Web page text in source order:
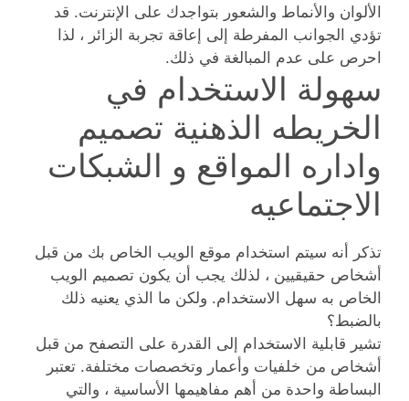
الألوان والأنماط والشعور بتواجدك على الإنترنت. قد
تؤدي الجوانب المفرطة إلى إعاقة تجربة الزائر ، لذا
احرص على عدم المبالغة في ذلك.
سهولة الاستخدام في
الخريطه الذهنية تصميم
واداره المواقع و الشبكات
الاجتماعيه
تذكر أنه سيتم استخدام موقع الويب الخاص بك من قبل
أشخاص حقيقيين ، لذلك يجب أن يكون تصميم الويب
الخاص به سهل الاستخدام. ولكن ما الذي يعنيه ذلك
بالضبط؟
تشير قابلية الاستخدام إلى القدرة على التصفح من قبل
أشخاص من خلفيات وأعمار وتخصصات مختلفة. تعتبر
البساطة واحدة من أهم مفاهيمها الأساسية ، والتي